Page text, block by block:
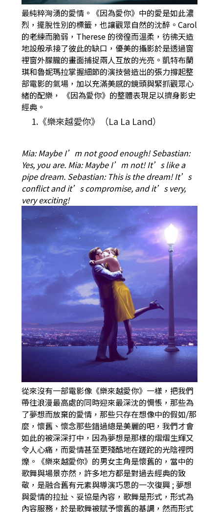
最純粹洶湧的愛情。《因為愛你》中的愛是如此濃
烈，擺脫性別的標籤，也讓觀眾自然的沈醉。Carol
的老練而脆弱，Therese 的徬徨而溫柔，彷彿天造
地設般承接了彼此的缺口，優美的攝影於是透過窗
裡窗外朦朧的畫面捕捉兩人互放的光亮。凱特布蘭
琪和魯妮瑪拉掌握細節的演技營造出的張力撐起整
部電影的氣場，加以充滿美感的鏡頭與緊抓觀眾心
緒的配樂， 《因為愛你》的整體表現足以擠身影史
經典。
1.《樂來越愛你》（La La Land）
Mia: Maybe I’m not good enough! Sebastian:
Yes, you are. Mia: Maybe I’m not! It’s like a
pipe dream. Sebastian: This is the dream! It’s
conflict and it’s compromise, and it’s very,
very exciting!
從來沒有一部電影像《樂來越愛你》一樣，把我們
帶往浪漫最高處的同時迎來最深沈的惆悵，那些為
了夢想而放棄的愛情，那些只存在想像中的假如/那
麼，懷舊、懷念那些錯過總是美麗的吧，我們才會
如此的被深深打中，因為夢想是那樣的熠熠生輝又
令人心痛，而愛情甚至更殘酷地在蹉跎的光陰裡閃
爍。《樂來越愛你》的男女主角是懷舊的，當中的
歌舞與場景亦然，許多地方都是對過去經典的致
敬，是融合舊有元素與導演巧思的一次復興 ; 夢想
與愛情的拉扯、妥協是內容，歌舞是形式，形式為
內容服務，於是歌舞被賦予懷舊的基調，然而形式